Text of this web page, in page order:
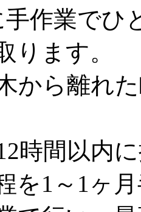
作業でひ
ります。
から離れ
時間以内
を1～1ヶ